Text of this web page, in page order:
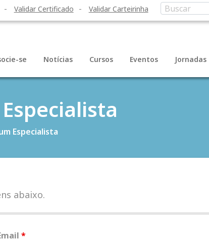
Validar Certificado Validar Carteirinha
se Notícias Cursos Eventos Jornadas
Especialista
abaixo.
*